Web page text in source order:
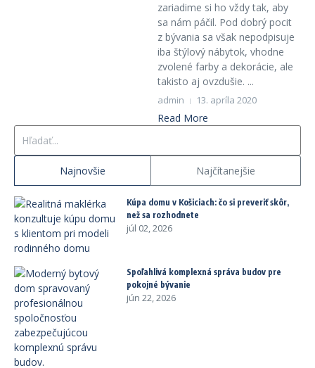
zariadime si ho vždy tak, aby
sa nám páčil. Pod dobrý pocit
z bývania sa však nepodpisuje
iba štýlový nábytok, vhodne
zvolené farby a dekorácie, ale
takisto aj ovzdušie. ...
admin 13. apríla 2020
Read More
Najnovšie Najčítanejšie
Kúpa domu v Košiciach: čo si preveriť skôr,
než sa rozhodnete
júl 02, 2026
Spoľahlivá komplexná správa budov pre
pokojné bývanie
jún 22, 2026